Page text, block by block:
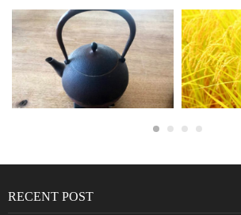
RECENT POST